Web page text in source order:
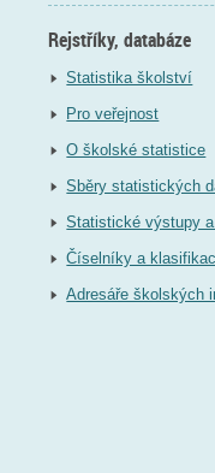
Rejstříky, databáze
Statistika školství
Pro veřejnost
O školské statistice
Sběry statistických
Statistické výstupy
Číselníky a
Adresáře školských